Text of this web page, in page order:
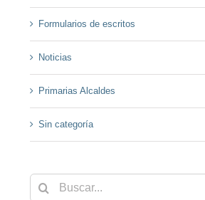
Formularios de escritos
Noticias
Primarias Alcaldes
Sin categoría
Buscar: